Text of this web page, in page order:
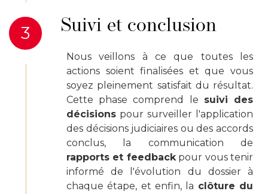
3 Suivi et conclusion
Nous veillons à ce que toutes les
actions soient finalisées et que vous
soyez pleinement satisfait du résultat.
Cette phase comprend le suivi des
décisions pour surveiller l'application
des décisions judiciaires ou des accords
conclus, la communication de
rapports et feedbackpour vous tenir
informé de l'évolution du dossier à
chaque étape, et enfin, la clôture du